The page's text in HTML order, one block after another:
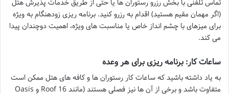
تماس تلفنی با بخش رزرو رستوران ها یا حتی از طریق خدمات پذیرش هتل
(اگر مهمان مقیم هستید) اقدام به رزرو کنید. برنامه ریزی زودهنگام به ویژه
برای میزهای با چشم انداز خاص یا مناسبت های ویژه، اهمیت دوچندان پیدا
می کند.
ساعات کار: برنامه ریزی برای هر وعده
به یاد داشته باشید که ساعات کار رستوران ها و کافه های هتل ممکن است
متفاوت باشد و برخی از آن ها نیز فصلی هستند (مانند 16 Roof و Oasis